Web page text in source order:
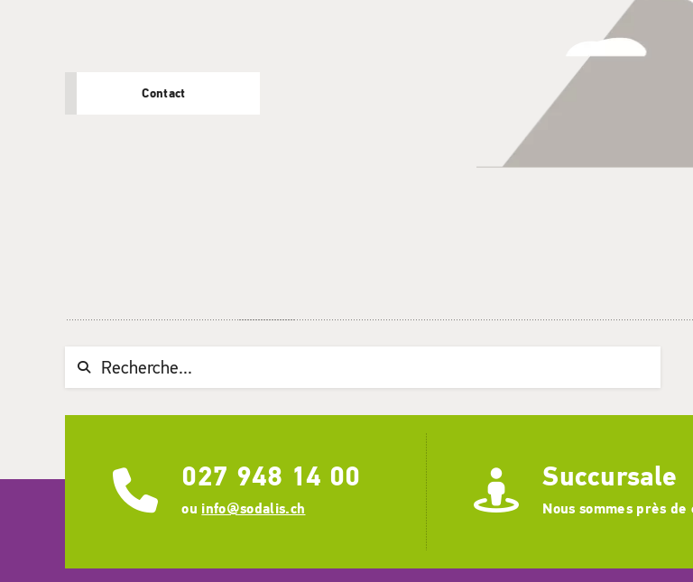
Contact
Chaine de recherche (au moins 3 caractères)
027 948 14 00
ou info@sodalis.ch
Succursale
Nous sommes près de